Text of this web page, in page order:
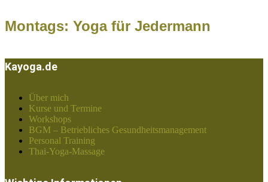
Montags: Yoga für Jedermann
Kayoga.de
Über mich
Kurse und Termine
Workshops
BGM – Betriebliches Gesundheitsmanagement
Personal Training
Thai-Yoga-Massage